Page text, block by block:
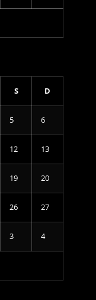
S D
5 6
12 13
19 20
26 27
3 4